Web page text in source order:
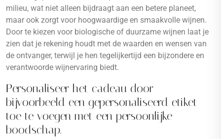
milieu, wat niet alleen bijdraagt aan een betere planeet,
maar ook zorgt voor hoogwaardige en smaakvolle wijnen.
Door te kiezen voor biologische of duurzame wijnen laat je
zien dat je rekening houdt met de waarden en wensen van
de ontvanger, terwijl je hen tegelijkertijd een bijzondere en
verantwoorde wijnervaring biedt.
Personaliseer het cadeau door
bijvoorbeeld een gepersonaliseerd etiket
toe te voegen met een persoonlijke
boodschap.